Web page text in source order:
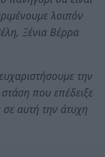
λοιπόν
Ξένια Βέρρα
την
που επέδειξε
σε αυτή την άτυχη